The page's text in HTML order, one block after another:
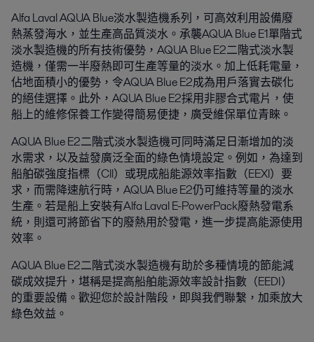
Alfa Laval AQUA Blue淡水製造機系列，可高效利用設備廢
熱蒸發海水，並生產高品質淡水。承襲AQUA Blue E1單階式
淡水製造機的所有技術優勢，AQUA Blue E2二階式淡水製
造機，僅需一半廢熱即可生產等量的淡水。加上低耗電量，
佔地面積小的優勢，令AQUA Blue E2成為用戶落實去碳化
的絕佳選擇。此外，AQUA Blue E2採用非膠合式電片，使
船上的維修保養工作變得簡易便捷，廣受維保單位青睞。
AQUA Blue E2二階式淡水製造機可同時滿足日漸增加的淡
水需求，以及益發廣泛全面的綠色情境設定。例如，為達到
船舶碳強度指標（Cll）或現成船能源效率指數（EEXl）要
求，而需降速航行時，AQUA Blue E2仍可維持等量的淡水
生產。若是船上安裝有Alfa Laval E-PowerPack廢熱發電系
統，則還可將節省下的廢熱用於發電，進一步提高能源使用
效率。
AQUA Blue E2二階式淡水製造機有助於多種情境的節能減
碳成效提升，堪稱是提高船舶能源效率設計指數（EEDI）
的重要設備。歡迎您於設計階段，即與我們聯繫，加乘放大
綠色效益。